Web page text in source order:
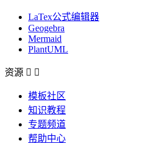
LaTex公式编辑器
Geogebra
Mermaid
PlantUML
资源  
模板社区
知识教程
专题频道
帮助中心